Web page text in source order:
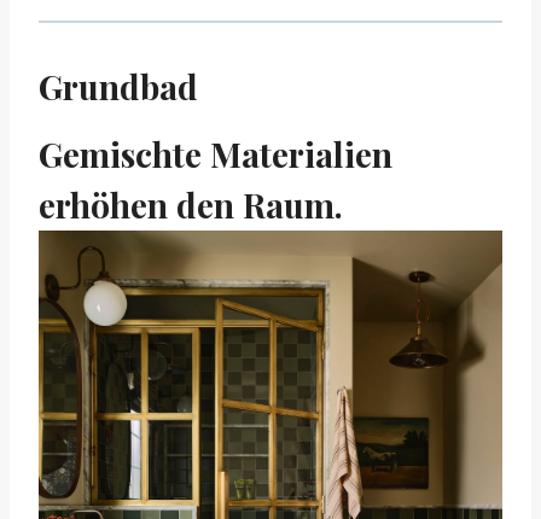
Grundbad
Gemischte Materialien
erhöhen den Raum.